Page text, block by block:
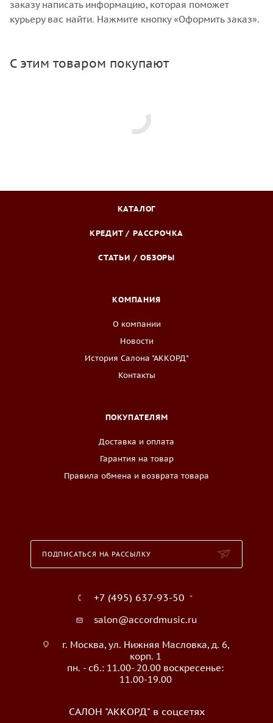
заказу написать информацию, которая поможет
курьеру вас найти. Нажмите кнопку «Оформить заказ».
С этим товаром покупают
КАТАЛОГ
КРЕДИТ / РАССРОЧКА
СТАТЬИ / ОБЗОРЫ
КОМПАНИЯ
О компании
Новости
История Салона "АККОРД"
Контакты
ПОКУПАТЕЛЯМ
Доставка и оплата
Гарантия на товар
Правила обмена и возврата товара
ПОДПИСАТЬСЯ НА РАССЫЛКУ
+7 (495) 637-93-50
salon@accordmusic.ru
г. Москва, ул. Нижняя Масловка, д. 6,
корп. 1
пн. - сб.: 11.00- 20.00 воскресенье:
11.00-19.00
САЛОН "АККОРД" в соцсетях